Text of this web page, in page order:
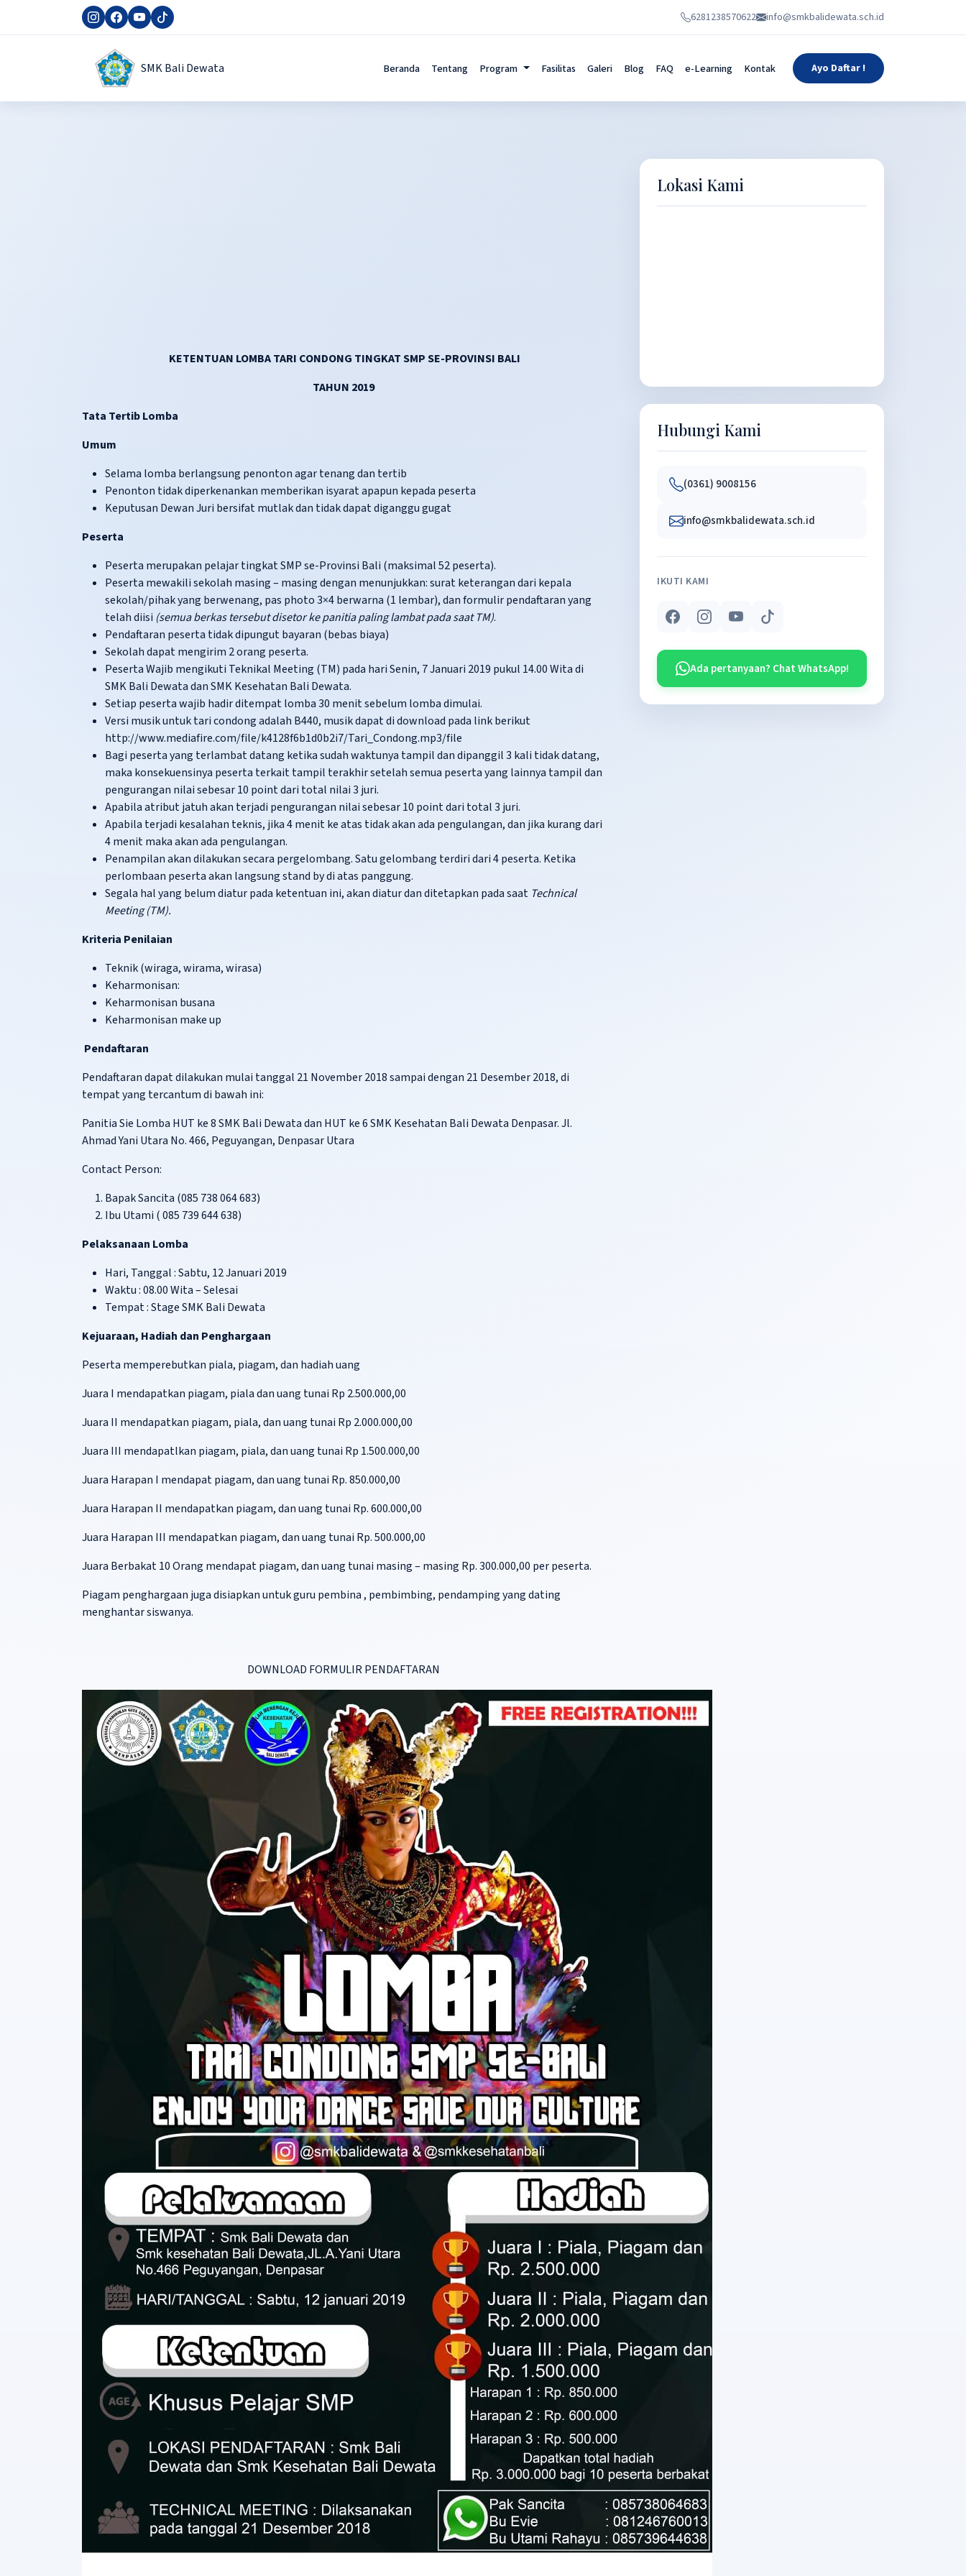
6281238570622 info@smkbalidewata.sch.id
SMK Bali Dewata Beranda Tentang Program Fasilitas Galeri Blog FAQ e-Learning Kontak Ayo Daftar !
KETENTUAN LOMBA TARI CONDONG TINGKATSMP SE-PROVINSI BALI
TAHUN 2019
Tata Tertib Lomba
Umum
Selama lomba berlangsung penonton agar tenang dan tertib
Penonton tidak diperkenankan memberikan isyarat apapun kepada peserta
Keputusan Dewan Juri bersifat mutlak dan tidak dapat diganggu gugat
Peserta
Peserta merupakan pelajar tingkat SMP se-Provinsi Bali (maksimal 52 peserta).
Peserta mewakili sekolah masing – masing dengan menunjukkan: surat keterangan dari kepala
sekolah/pihak yang berwenang, pas photo 3×4 berwarna (1 lembar), dan formulir pendaftaran yang
telah diisi (semua berkas tersebut disetor ke panitia paling lambat pada saat TM).
Pendaftaran peserta tidak dipungut bayaran (bebas biaya)
Sekolah dapat mengirim 2 orang peserta.
Peserta Wajib mengikuti Teknikal Meeting (TM) pada hari Senin, 7 Januari 2019 pukul 14.00 Wita di
SMK Bali Dewata dan SMK Kesehatan Bali Dewata.
Setiap peserta wajib hadir ditempat lomba 30 menit sebelum lomba dimulai.
Versi musik untuk tari condong adalah B440, musik dapat di download pada link berikut
http://www.mediafire.com/file/k4128f6b1d0b2i7/Tari_Condong.mp3/file
Bagi peserta yang terlambat datang ketika sudah waktunya tampil dan dipanggil 3 kali tidak datang,
maka konsekuensinya peserta terkait tampil terakhir setelah semua peserta yang lainnya tampil dan
pengurangan nilai sebesar 10 point dari total nilai 3 juri.
Apabila atribut jatuh akan terjadi pengurangan nilai sebesar 10 point dari total 3 juri.
Apabila terjadi kesalahan teknis, jika 4 menit ke atas tidak akan ada pengulangan, dan jika kurang dari
4 menit maka akan ada pengulangan.
Penampilan akan dilakukan secara pergelombang. Satu gelombang terdiri dari 4 peserta. Ketika
perlombaan peserta akan langsung stand by di atas panggung.
Segala hal yang belum diatur pada ketentuan ini, akan diatur dan ditetapkan pada saat Technical
Meeting (TM).
Kriteria Penilaian
Teknik (wiraga, wirama, wirasa)
Keharmonisan:
Keharmonisan busana
Keharmonisan make up
Pendaftaran
Pendaftaran dapat dilakukan mulai tanggal 21 November 2018 sampai dengan 21 Desember 2018, di
tempat yang tercantum di bawah ini:
Panitia Sie Lomba HUT ke 8 SMK Bali Dewata dan HUT ke 6 SMK Kesehatan Bali Dewata Denpasar. Jl.
Ahmad Yani Utara No. 466, Peguyangan, Denpasar Utara
Contact Person:
Bapak Sancita (085 738 064 683)
Ibu Utami ( 085 739 644 638)
Pelaksanaan Lomba
Hari, Tanggal : Sabtu, 12 Januari 2019
Waktu : 08.00 Wita – Selesai
Tempat : Stage SMK Bali Dewata
Kejuaraan, Hadiah dan Penghargaan
Peserta memperebutkan piala, piagam, dan hadiah uang
Juara I mendapatkan piagam, piala dan uang tunai Rp 2.500.000,00
Juara II mendapatkan piagam, piala, dan uang tunai Rp 2.000.000,00
Juara III mendapatlkan piagam, piala, dan uang tunai Rp 1.500.000,00
Juara Harapan I mendapat piagam, dan uang tunai Rp. 850.000,00
Juara Harapan II mendapatkan piagam, dan uang tunai Rp. 600.000,00
Juara Harapan III mendapatkan piagam, dan uang tunai Rp. 500.000,00
Juara Berbakat 10 Orang mendapat piagam, dan uang tunai masing – masing Rp. 300.000,00 per peserta.
Piagam penghargaan juga disiapkan untuk guru pembina , pembimbing, pendamping yang dating
menghantar siswanya.
DOWNLOAD FORMULIR PENDAFTARAN
Lokasi Kami
Hubungi Kami
(0361) 9008156
info@smkbalidewata.sch.id
IKUTI KAMI
Ada pertanyaan? Chat WhatsApp!